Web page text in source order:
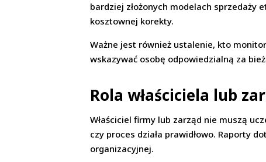
bardziej złożonych modelach sprzedaży
kosztownej korekty.
Ważne jest również ustalenie, kto
wskazywać osobę odpowiedzialną za
Rola właściciela lub
Właściciel firmy lub zarząd nie muszą
czy proces działa prawidłowo. Raporty
organizacyjnej.